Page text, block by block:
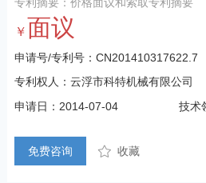
￥面议
申请号/专利号：CN201410317622.7
专利权人：云浮市科特机械有限公司
申请日：2014-07-04
技术
免费咨询 收藏